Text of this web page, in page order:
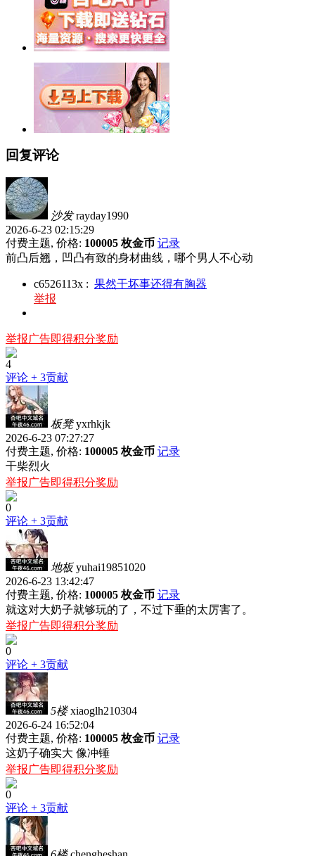
回复评论
沙发 rayday1990
2026-6-23 02:15:29
付费主题, 价格: 100005 枚金币 记录
前凸后翘，凹凸有致的身材曲线，哪个男人不心动
c6526113x : 果然干坏事还得有胸器
举报
举报广告即得积分奖励
4
评论 + 3贡献
板凳 yxrhkjk
2026-6-23 07:27:27
付费主题, 价格: 100005 枚金币 记录
干柴烈火
举报广告即得积分奖励
0
评论 + 3贡献
地板 yuhai19851020
2026-6-23 13:42:47
付费主题, 价格: 100005 枚金币 记录
就这对大奶子就够玩的了，不过下垂的太厉害了。
举报广告即得积分奖励
0
评论 + 3贡献
5楼 xiaoglh210304
2026-6-24 16:52:04
付费主题, 价格: 100005 枚金币 记录
这奶子确实大 像冲锤
举报广告即得积分奖励
0
评论 + 3贡献